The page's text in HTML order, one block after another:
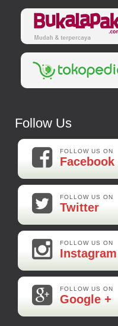
Follow Us
FOLLOW US ON
Facebook
FOLLOW US ON
Twitter
FOLLOW US ON
Instagram
FOLLOW US ON
Google +